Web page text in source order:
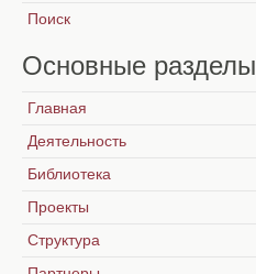
Поиск
Основные разделы
Главная
Деятельность
Библиотека
Проекты
Структура